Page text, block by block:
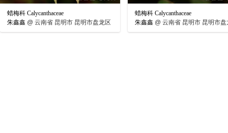
蜡梅科 Calycanthaceae
朱鑫鑫 @ 云南省 昆明市 昆明市盘龙区
蜡梅科 Calycanthaceae
朱鑫鑫 @ 云南省 昆明市 昆明市盘